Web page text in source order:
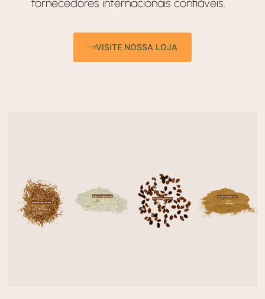
VISITE NOSSA LOJA
Raiz
De
Iboga
HCL
De
Iboga
Saiba
TA